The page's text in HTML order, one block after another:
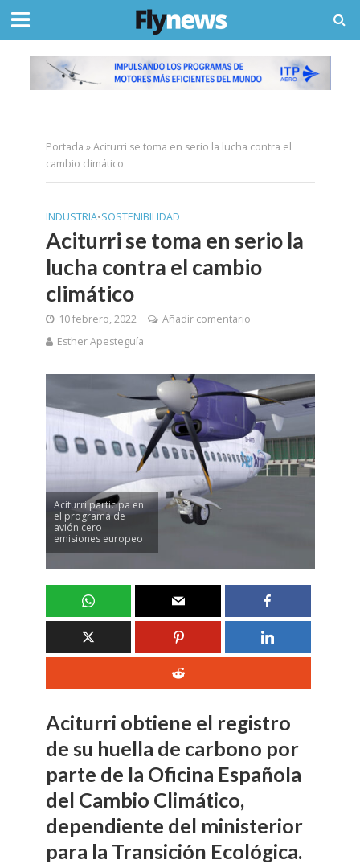
Portada »Aciturri se toma en serio la lucha contra el
cambio climático
INDUSTRIA•SOSTENIBILIDAD
Aciturri se toma en serio la
lucha contra el cambio
climático
10 febrero, 2022
Añadir comentario
Esther Apesteguía
Aciturri participa en
el programa de
avión cero
emisiones europeo
Aciturri obtiene el registro
de su huella de carbono por
parte de la Oficina Española
del Cambio Climático,
dependiente del ministerior
para la Transición Ecológica.